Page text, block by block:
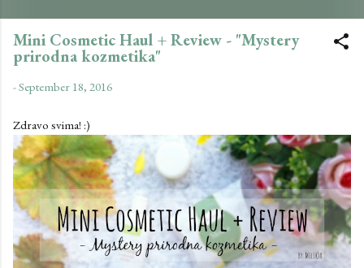
Mini Cosmetic Haul + Review - "Mystery
prirodna kozmetika"
-September 18, 2016
Zdravo svima! :)